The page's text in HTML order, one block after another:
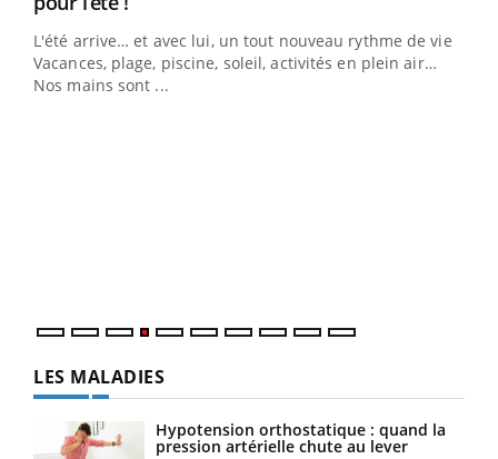
L'été arrive… et avec lui, un tout nouveau rythme de vie !
Vacances, plage, piscine, soleil, activités en plein air…
Nos mains sont ...
LES MALADIES
Hypotension orthostatique : quand la
pression artérielle chute au lever